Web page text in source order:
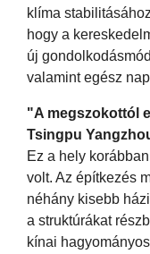
klíma
hogy a
új
valamint egész
"A megszokottól
Tsingpu
Ez a hely
volt. Az építkezés
néhány kisebb
a struktúrákat
kínai